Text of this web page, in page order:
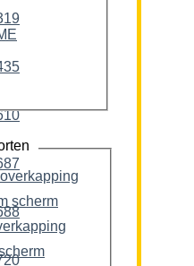
val-arm scherm
overkapping
scherm